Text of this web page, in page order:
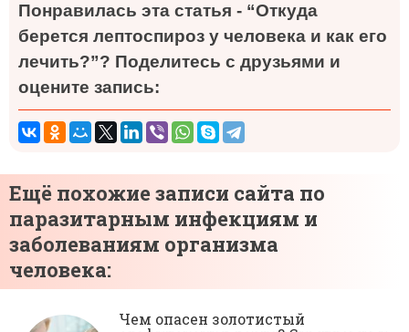
Понравилась эта статья - “Откуда
берется лептоспироз у человека и как его
лечить?”? Поделитесь с друзьями и
оцените запись:
Ещё похожие записи сайта по
паразитарным инфекциям и
заболеваниям организма
человека:
Чем опасен золотистый